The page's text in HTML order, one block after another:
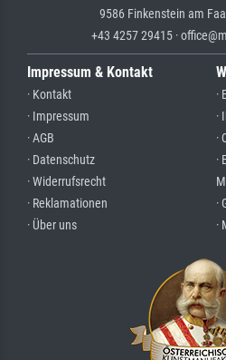
9586 Finkenstein am
+43 4257 29415 ·
Impressum & Kontakt
· Kontakt
· Impressum
· AGB
· Datenschutz
· Widerrufsrecht
· Reklamationen
· Über uns
·
·
·
·
·
·